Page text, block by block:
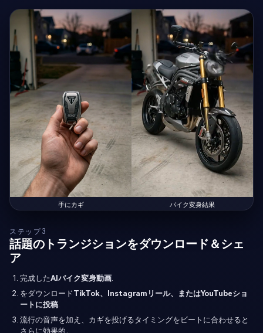
手にカギ バイク変身結果
ステップ3
話題のトランジションをダウンロード＆シェ
ア
完成したAIバイク変身動画.
をダウンロードTikTok、Instagramリール、またはYouTubeショ
ートに投稿.
流行の音声を加え、カギを投げるタイミングをビートに合わせると
さらに効果的。